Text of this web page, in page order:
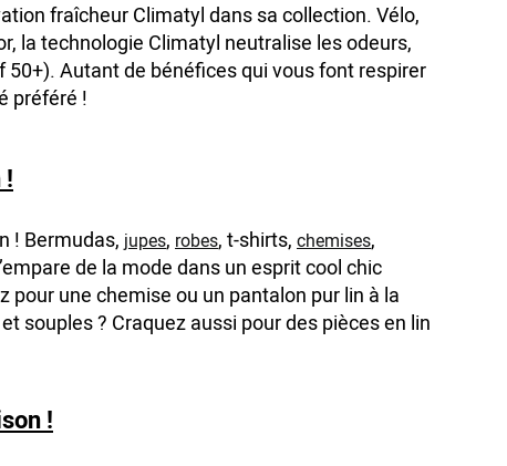
fraîcheur Climatyl dans sa collection. Vélo,
la technologie Climatyl neutralise les odeurs,
Autant de bénéfices qui vous font respirer
préféré !
!
! Bermudas, jupes, robes, t-shirts, chemises,
de la mode dans un esprit cool chic
une chemise ou un pantalon pur lin à la
souples ? Craquez aussi pour des pièces en lin
!